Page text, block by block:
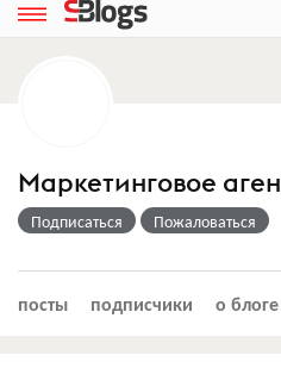
Маркетинговое
Подписаться Пожаловаться
посты подписчики о блоге